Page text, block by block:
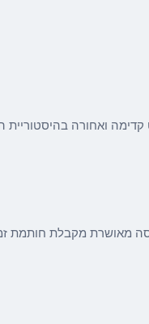
קדימה ואחורה בהיסטוריית
מאושרת מקבלת חותמת